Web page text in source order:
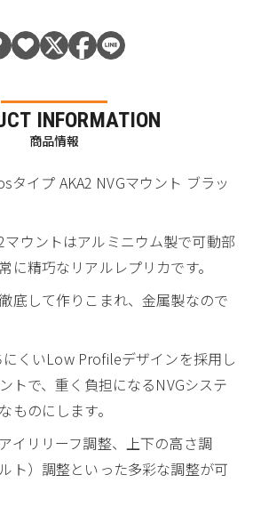
INFORMATION
商品情報
タイプ AKA2 NVGマウント ブラッ
ウントはアルミニウム製で可動部
に精巧なリアルレプリカです。
底して作りこまれ、金属製なので
くいLow Profileデザインを採用し
トで、重く負担になるNVGシステ
ものにします。
イリリーフ調整、上下の高さ調
ト）調整といった多彩な調整が可